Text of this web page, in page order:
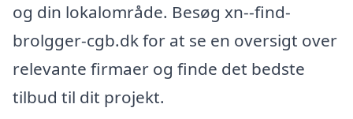
og din lokalområde. Besøg xn--find-
brolgger-cgb.dk for at se en oversigt over
relevante firmaer og finde det bedste
tilbud til dit projekt.